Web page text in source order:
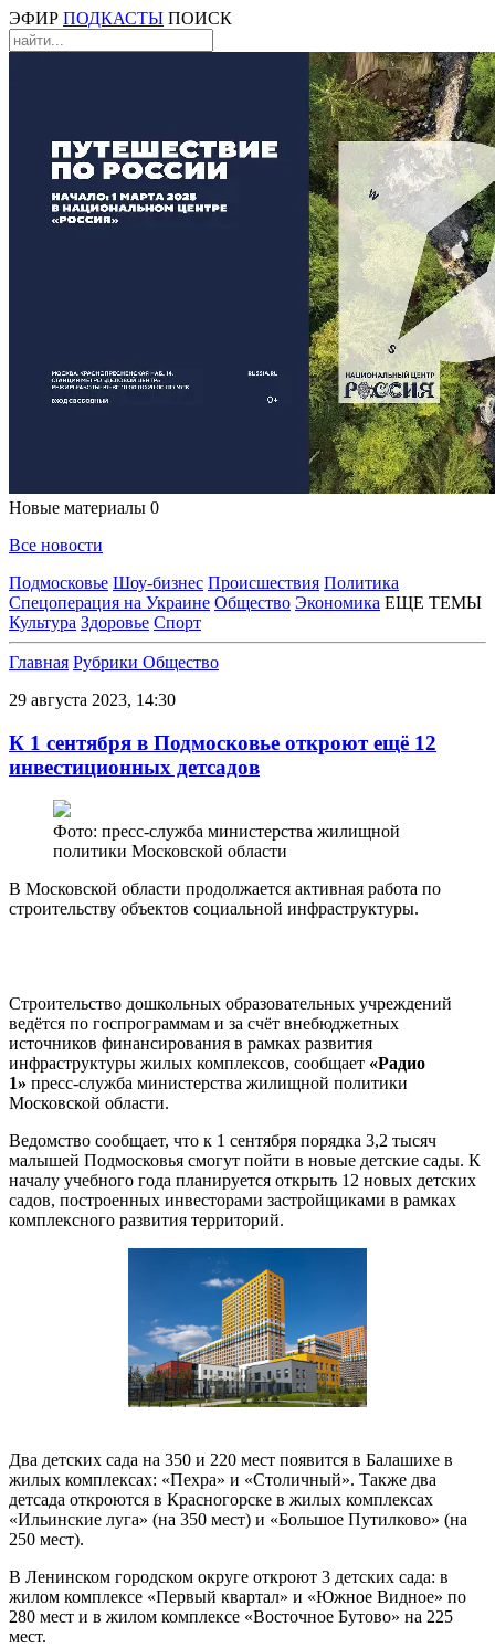
ЭФИР ПОДКАСТЫ ПОИСК
Новые материалы 0
Все новости
Подмосковье Шоу-бизнес Происшествия Политика
Спецоперация на Украине Общество Экономика ЕЩЕ ТЕМЫ
Культура Здоровье Спорт
Главная Рубрики Общество
29 августа 2023, 14:30
К 1 сентября в Подмосковье откроют ещё 12
инвестиционных детсадов
Фото: пресс-служба министерства жилищной
политики Московской области
В Московской области продолжается активная работа по
строительству объектов социальной инфраструктуры.
Строительство дошкольных образовательных учреждений
ведётся по госпрограммам и за счёт внебюджетных
источников финансирования в рамках развития
инфраструктуры жилых комплексов, сообщает «Радио
1» пресс-служба министерства жилищной политики
Московской области.
Ведомство сообщает, что к 1 сентября порядка 3,2 тысяч
малышей Подмосковья смогут пойти в новые детские сады. К
началу учебного года планируется открыть 12 новых детских
садов, построенных инвесторами застройщиками в рамках
комплексного развития территорий.
Два детских сада на 350 и 220 мест появится в Балашихе в
жилых комплексах: «Пехра» и «Столичный». Также два
детсада откроются в Красногорске в жилых комплексах
«Ильинские луга» (на 350 мест) и «Большое Путилково» (на
250 мест).
В Ленинском городском округе откроют 3 детских сада: в
жилом комплексе «Первый квартал» и «Южное Видное» по
280 мест и в жилом комплексе «Восточное Бутово» на 225
мест.